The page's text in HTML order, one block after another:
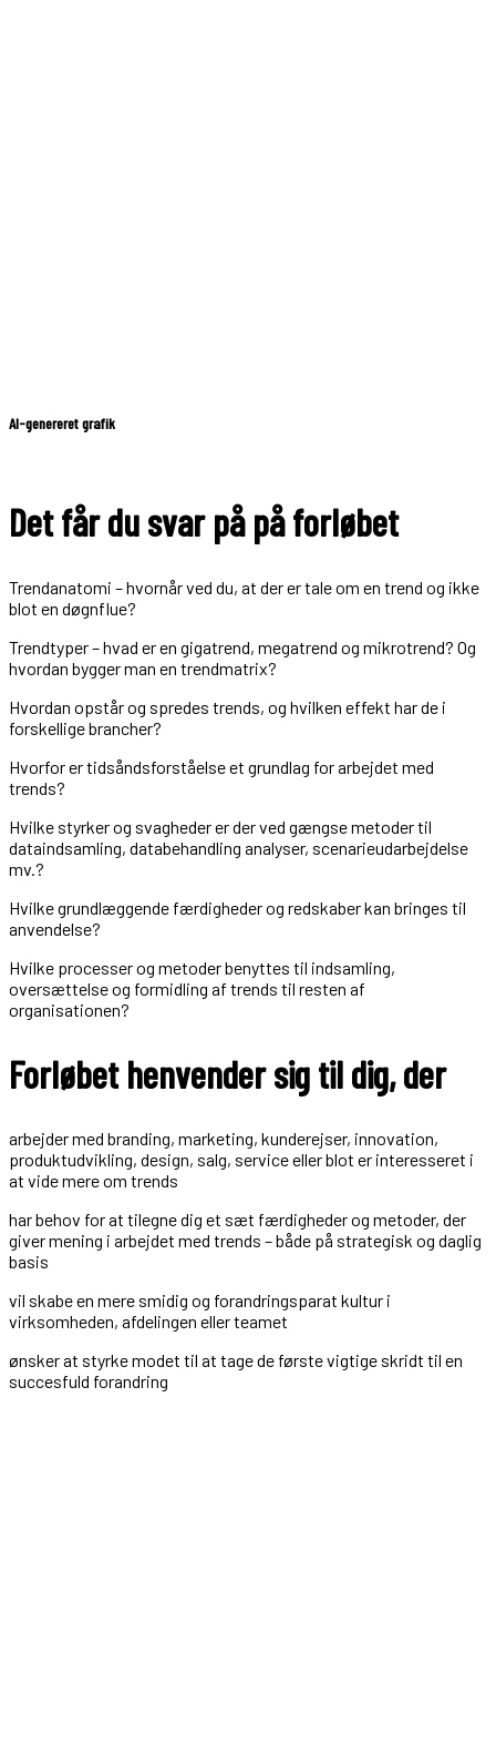
AI-genereret grafik
Det får du svar på på forløbet
Trendanatomi – hvornår ved du, at der er tale om en trend og ikke
blot en døgnflue?
Trendtyper – hvad er en gigatrend, megatrend og mikrotrend? Og
hvordan bygger man en trendmatrix?
Hvordan opstår og spredes trends, og hvilken effekt har de i
forskellige brancher?
Hvorfor er tidsåndsforståelse et grundlag for arbejdet med
trends?
Hvilke styrker og svagheder er der ved gængse metoder til
dataindsamling, databehandling analyser, scenarieudarbejdelse
mv.?
Hvilke grundlæggende færdigheder og redskaber kan bringes til
anvendelse?
Hvilke processer og metoder benyttes til indsamling,
oversættelse og formidling af trends til resten af
organisationen?
Forløbet henvender sig til dig, der
arbejder med branding, marketing, kunderejser, innovation,
produktudvikling, design, salg, service eller blot er interesseret i
at vide mere om trends
har behov for at tilegne dig et sæt færdigheder og metoder, der
giver mening i arbejdet med trends – både på strategisk og daglig
basis
vil skabe en mere smidig og forandringsparat kultur i
virksomheden, afdelingen eller teamet
ønsker at styrke modet til at tage de første vigtige skridt til en
succesfuld forandring